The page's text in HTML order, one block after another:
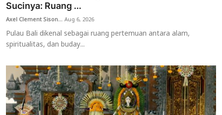
Sucinya: Ruang ...
Axel Clement Sison...Aug 6, 2026
Pulau Bali dikenal sebagai ruang pertemuan antara alam,
spiritualitas, dan buday...